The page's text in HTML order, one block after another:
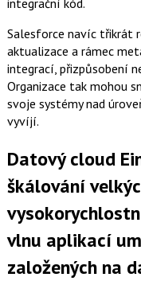
integrační kód.
Salesforce navíc třikrát
aktualizace a rámec
integrací, přizpůsobení
Organizace tak mohou
svoje systémy nad
vyvíjí.
Datový cloud
škálování
vlnu aplikací
založených na